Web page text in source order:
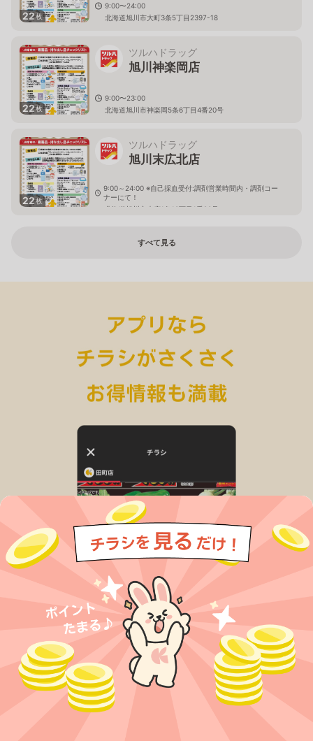
22枚
9:00〜24:00
北海道旭川市大町3条5丁目2397-18
22枚
ツルハドラッグ
旭川神楽岡店
9:00〜23:00
北海道旭川市神楽岡5条6丁目4番20号
22枚
ツルハドラッグ
旭川末広北店
9:00～24:00 ※自己採血受付:調剤営業時間内・調剤コー
ナーにて！
北海道旭川市末広1条10丁目1番20号
すべて見る